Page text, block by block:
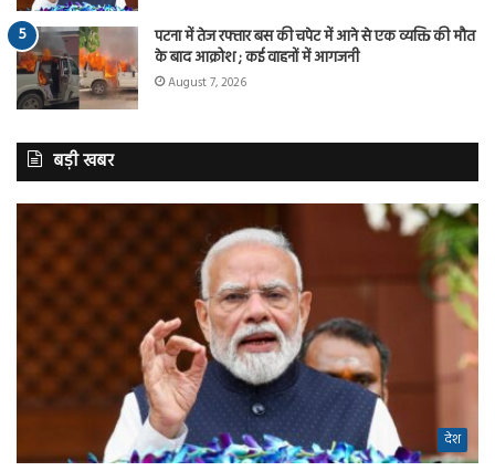
पटना में तेज रफ्तार बस की चपेट में आने से एक व्यक्ति की मौत
के बाद आक्रोश ; कई वाहनों में आगजनी
August 7, 2026
बड़ी खबर
देश